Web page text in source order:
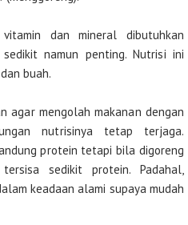
dan mineral dibutuhkan
namun penting. Nutrisi ini
buah.
agar mengolah makanan dengan
nutrisinya tetap terjaga.
protein tetapi bila digoreng
sedikit protein. Padahal,
keadaan alami supaya mudah